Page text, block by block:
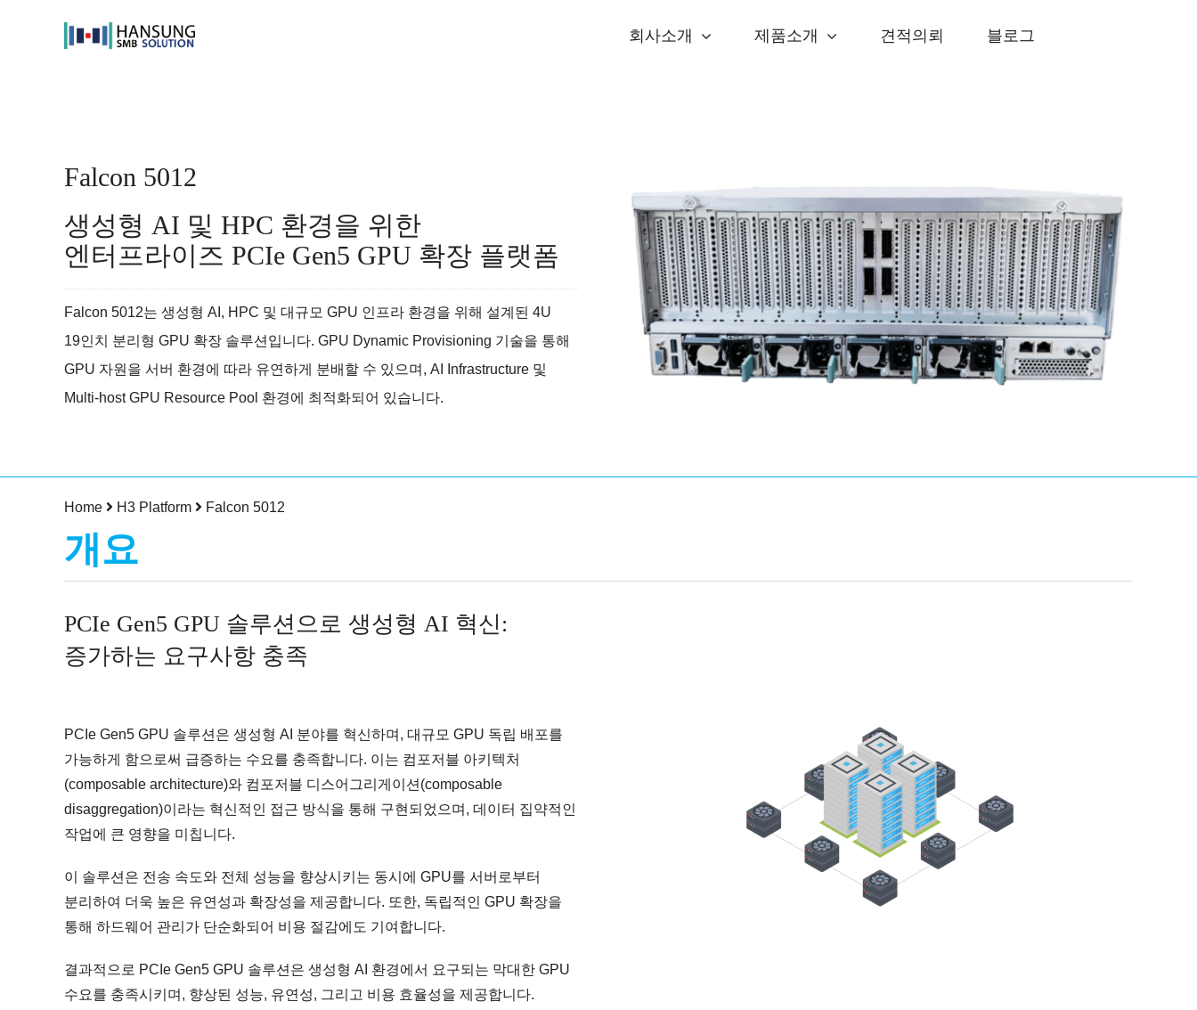
회사소개 제품소개 견적의뢰 블로그
Falcon 5012
생성형 AI 및 HPC 환경을 위한
엔터프라이즈 PCIe Gen5 GPU 확장 플랫폼
Falcon 5012는 생성형 AI, HPC 및 대규모 GPU 인프라 환경을 위해 설계된 4U
19인치 분리형 GPU 확장 솔루션입니다. GPU Dynamic Provisioning 기술을 통해
GPU 자원을 서버 환경에 따라 유연하게 분배할 수 있으며, AI Infrastructure 및
Multi-host GPU Resource Pool 환경에 최적화되어 있습니다.
Home H3 Platform Falcon 5012
개요
PCIe Gen5 GPU 솔루션으로 생성형 AI 혁신:
증가하는 요구사항 충족
PCIe Gen5 GPU 솔루션은 생성형 AI 분야를 혁신하며, 대규모 GPU 독립 배포를
가능하게 함으로써 급증하는 수요를 충족합니다. 이는 컴포저블 아키텍처
(composable architecture)와 컴포저블 디스어그리게이션(composable
disaggregation)이라는 혁신적인 접근 방식을 통해 구현되었으며, 데이터 집약적인
작업에 큰 영향을 미칩니다.
이 솔루션은 전송 속도와 전체 성능을 향상시키는 동시에 GPU를 서버로부터
분리하여 더욱 높은 유연성과 확장성을 제공합니다. 또한, 독립적인 GPU 확장을
통해 하드웨어 관리가 단순화되어 비용 절감에도 기여합니다.
결과적으로 PCIe Gen5 GPU 솔루션은 생성형 AI 환경에서 요구되는 막대한 GPU
수요를 충족시키며, 향상된 성능, 유연성, 그리고 비용 효율성을 제공합니다.